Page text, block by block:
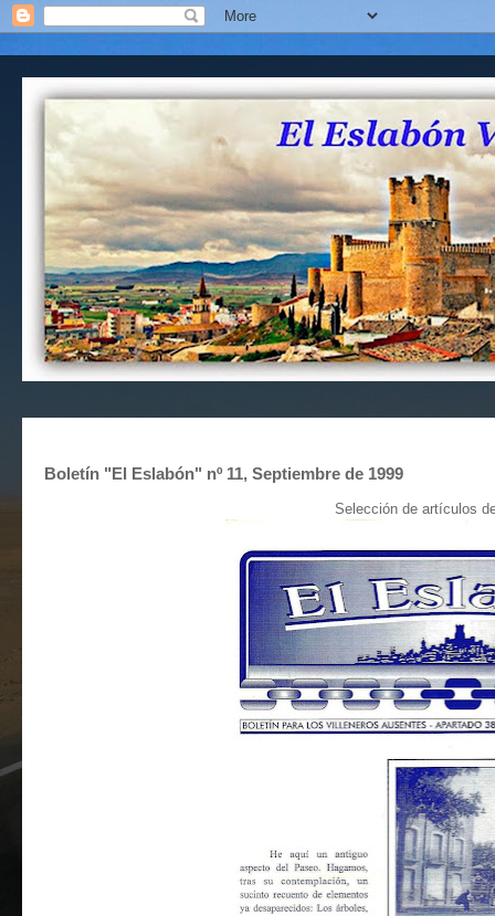
Boletín "El Eslabón" nº 11, Septiembre de 1999
Selección de artículos